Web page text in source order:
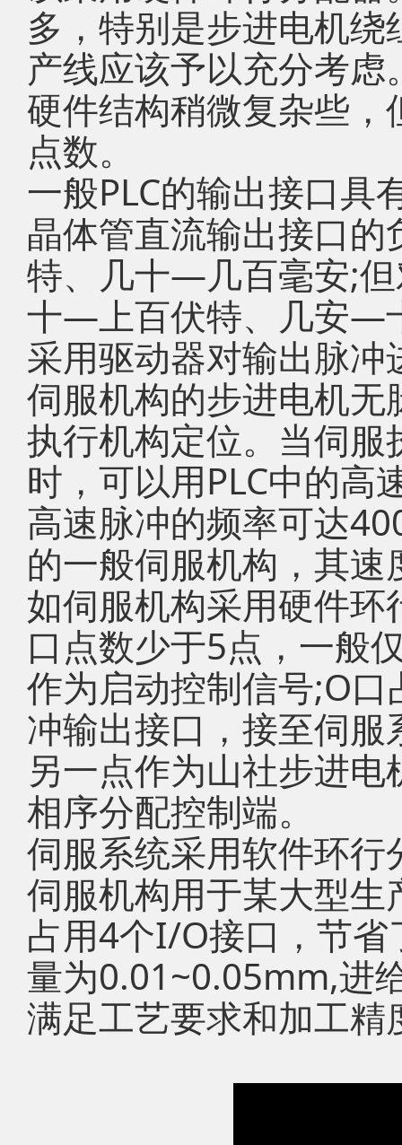
多，特别是步进电机
产线应该予以充分考
硬件结构稍微复杂些
点数。
一般PLC的输出接口具
晶体管直流输出接口
特、几十—几百毫安;
十—上百伏特、几安—
采用驱动器对输出脉冲
伺服机构的步进电机
执行机构定位。当伺
时，可以用PLC中的高
高速脉冲的频率可达
的一般伺服机构，其
如伺服机构采用硬件
口点数少于5点，一般
作为启动控制信号;O
冲输出接口，接至伺
另一点作为山社步进
相序分配控制端。
伺服系统采用软件环行
伺服机构用于某大型
占用4个I/O接口，节省
量为0.01~0.05mm,进
满足工艺要求和加工精